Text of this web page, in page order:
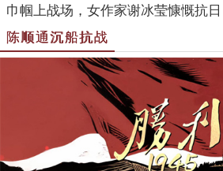
纪录片《胜利1945》片段：讲述我